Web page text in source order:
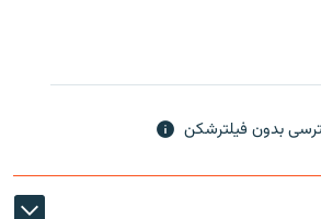
بدون فیلترشکن